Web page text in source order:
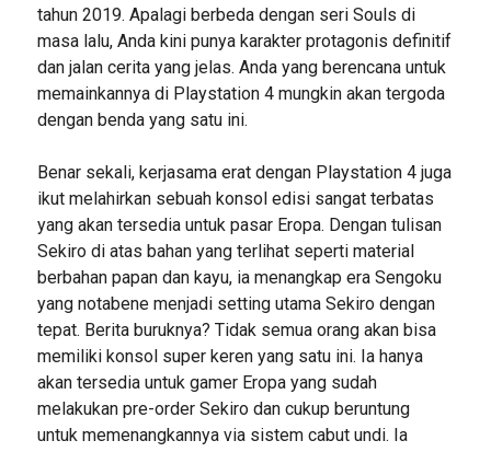
tahun 2019. Apalagi berbeda dengan seri Souls di
masa lalu, Anda kini punya karakter protagonis definitif
dan jalan cerita yang jelas. Anda yang berencana untuk
memainkannya di Playstation 4 mungkin akan tergoda
dengan benda yang satu ini.
Benar sekali, kerjasama erat dengan Playstation 4 juga
ikut melahirkan sebuah konsol edisi sangat terbatas
yang akan tersedia untuk pasar Eropa. Dengan tulisan
Sekiro di atas bahan yang terlihat seperti material
berbahan papan dan kayu, ia menangkap era Sengoku
yang notabene menjadi setting utama Sekiro dengan
tepat. Berita buruknya? Tidak semua orang akan bisa
memiliki konsol super keren yang satu ini. Ia hanya
akan tersedia untuk gamer Eropa yang sudah
melakukan pre-order Sekiro dan cukup beruntung
untuk memenangkannya via sistem cabut undi. Ia